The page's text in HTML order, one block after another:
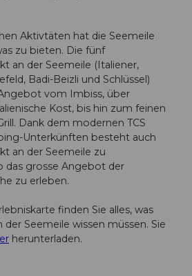
Aktivtäten hat die Seemeile
zu bieten. Die fünf
an der Seemeile (Italiener,
Badi-Beizli und Schlüssel)
vom Imbiss, über
Kost, bis hin zum feinen
Dank dem modernen TCS
Unterkünften besteht auch
an der Seemeile zu
das grosse Angebot der
zu erleben.
finden Sie alles, was
der Seemeile wissen müssen. Sie
herunterladen.